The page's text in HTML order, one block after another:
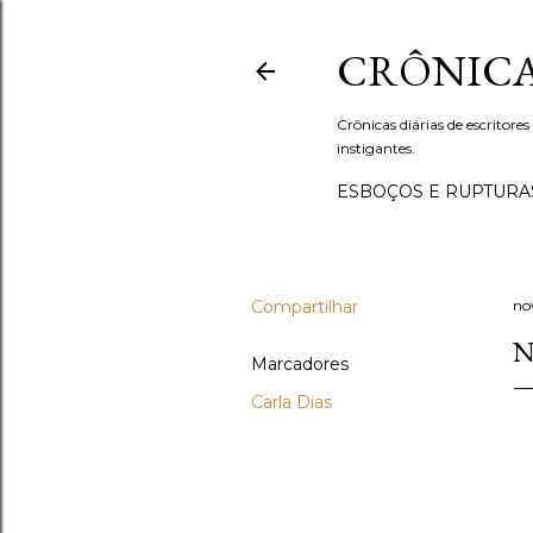
Crônicas diárias de
instigantes.
ESBOÇOS E
Compartilhar
Marcadores
Carla Dias